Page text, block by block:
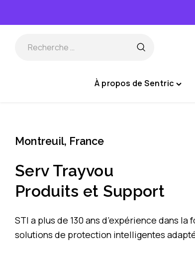
À propos de Sentric
Montreuil, France
Serv Trayvou
Produits et Support
STI a plus de 130 ans d’expérience dans
solutions de protection intelligentes